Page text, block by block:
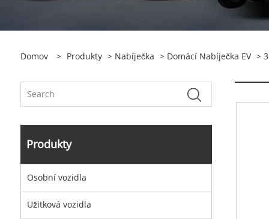
Domov > Produkty > Nabíječka > Domácí Nabíječka EV >
Produkty
Osobní vozidla
Užitková vozidla